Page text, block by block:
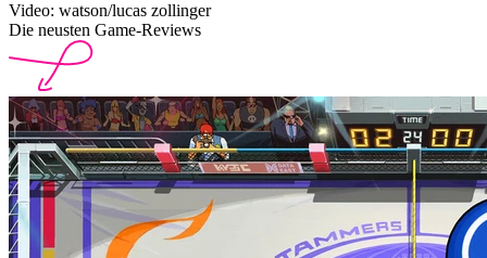
Video: watson/lucas zollinger
Die neusten Game-Reviews